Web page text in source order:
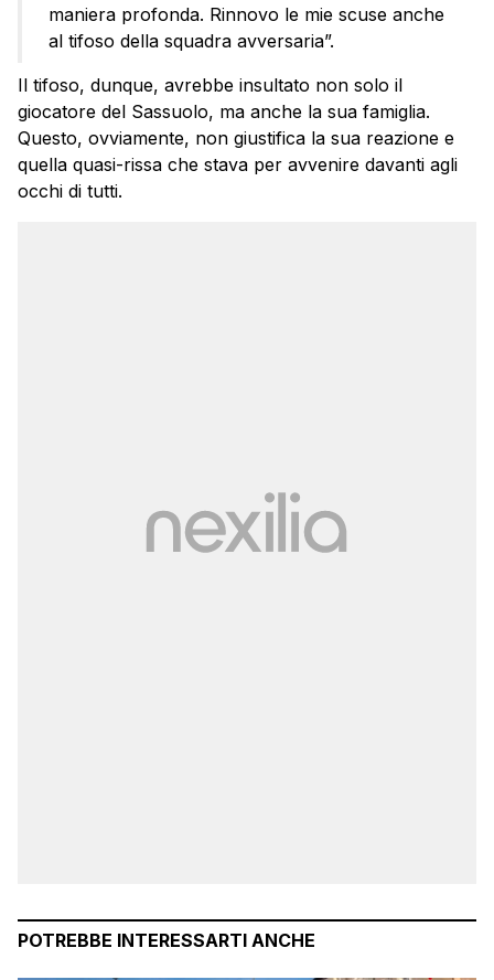
maniera profonda. Rinnovo le mie scuse anche
al tifoso della squadra avversaria”.
Il tifoso, dunque, avrebbe insultato non solo il
giocatore del Sassuolo, ma anche la sua famiglia.
Questo, ovviamente, non giustifica la sua reazione e
quella quasi-rissa che stava per avvenire davanti agli
occhi di tutti.
POTREBBE INTERESSARTI ANCHE